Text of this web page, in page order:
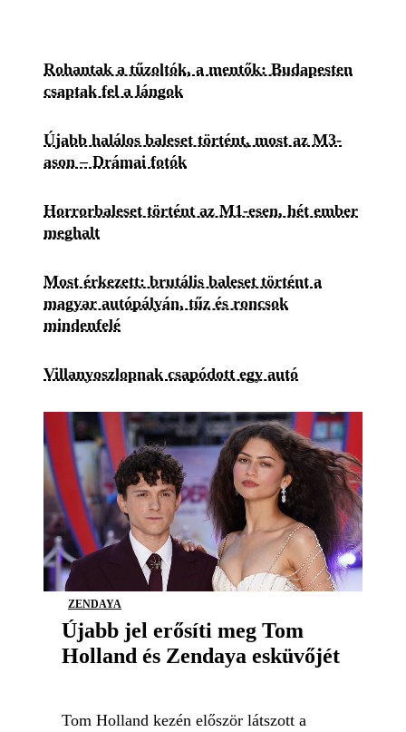
Rohantak a tűzoltók, a mentők: Budapesten
csaptak fel a lángok
Újabb halálos baleset történt, most az M3-
ason – Drámai fotók
Horrorbaleset történt az M1-esen, hét ember
meghalt
Most érkezett: brutális baleset történt a
magyar autópályán, tűz és roncsok
mindenfelé
Villanyoszlopnak csapódott egy autó
ZENDAYA
Újabb jel erősíti meg Tom
Holland és Zendaya esküvőjét
Tom Holland kezén először látszott a